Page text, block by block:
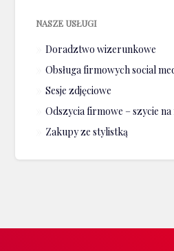
NASZE USŁUGI
Doradztwo wizerunkowe
Obsługa firmowych social
Sesje zdjęciowe
Odszycia firmowe – szycie
Zakupy ze stylistką